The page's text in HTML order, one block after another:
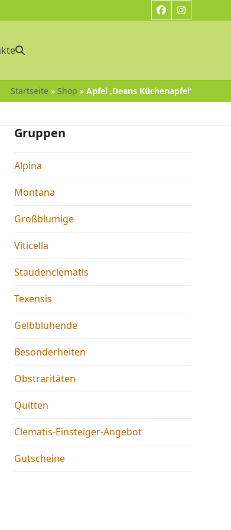
FacebookInstagram
Startseite » Shop » Apfel ‚Deans Küchenapfel‘
Gruppen
Alpina
Montana
Großblumige
Viticella
Staudenclematis
Texensis
Gelbblühende
Besonderheiten
Obstraritäten
Quitten
Clematis-Einsteiger-Angebot
Gutscheine